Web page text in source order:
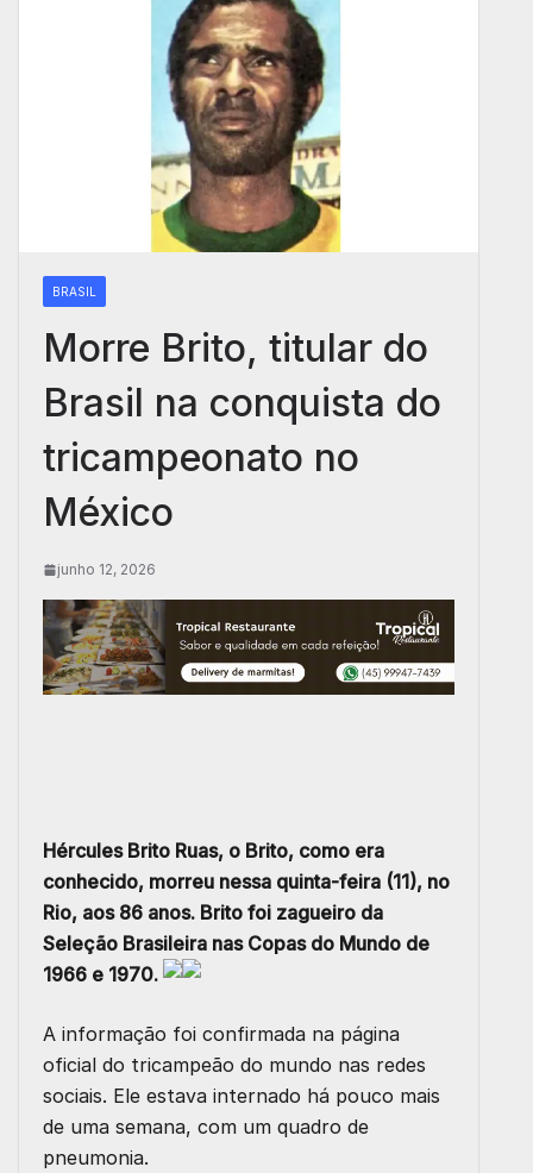
BRASIL
Morre Brito, titular do
Brasil na conquista do
tricampeonato no
México
junho 12, 2026
Hércules Brito Ruas, o Brito, como era
conhecido, morreu nessa quinta-feira (11), no
Rio, aos 86 anos. Brito foi zagueiro da
Seleção Brasileira nas Copas do Mundo de
1966 e 1970.
A informação foi confirmada na página
oficial do tricampeão do mundo nas redes
sociais. Ele estava internado há pouco mais
de uma semana, com um quadro de
pneumonia.